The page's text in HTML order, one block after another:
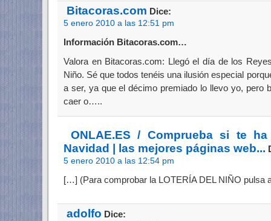
Bitacoras.com Dice:
5 enero 2010 a las 12:51 pm
Información Bitacoras.com…
Valora en Bitacoras.com: Llegó el día de los
Niño. Sé que todos tenéis una ilusión especial
a ser, ya que el décimo premiado lo llevo yo, pero
caer o…..
ONLAE.ES / Comprueba si te
Navidad | las mejores páginas web...
5 enero 2010 a las 12:54 pm
[…] (Para comprobar la LOTERÍA DEL NIÑO pulsa
adolfo Dice: